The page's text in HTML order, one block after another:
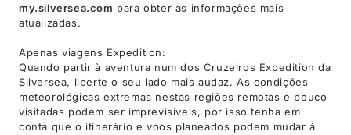
my.silversea.com para obter as informações mais
atualizadas.
Apenas viagens Expedition:
Quando partir à aventura num dos Cruzeiros Expedition da
Silversea, liberte o seu lado mais audaz. As condições
meteorológicas extremas nestas regiões remotas e pouco
visitadas podem ser imprevisíveis, por isso tenha em
conta que o itinerário e voos planeados podem mudar à